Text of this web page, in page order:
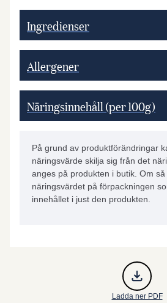
Ingredienser
Allergener
Näringsinnehåll (per 100g)
På grund av produktförändringar
näringsvärde skilja sig från det
anges på produkten i butik. Om
näringsvärdet på förpackningen
innehållet i just den produkten.
Ladda ner PDF